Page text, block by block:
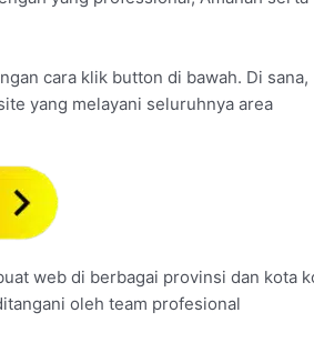
cara klik button di bawah. Di sana,
yang melayani seluruhnya area
web di berbagai provinsi dan kota
oleh team profesional